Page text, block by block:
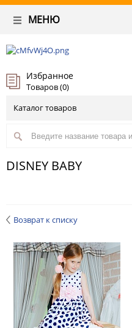
МЕНЮ
Избранное
Товаров (0)
Каталог товаров
DISNEY BABY
Возврат к списку